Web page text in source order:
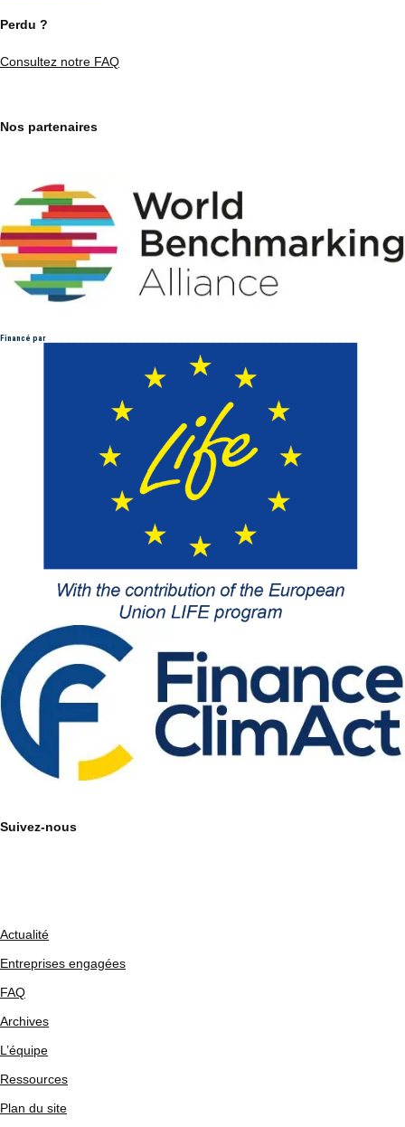
Perdu ?
Consultez notre FAQ
Nos partenaires
Financé par
Suivez-nous
Actualité
Entreprises engagées
FAQ
Archives
L’équipe
Ressources
Plan du site